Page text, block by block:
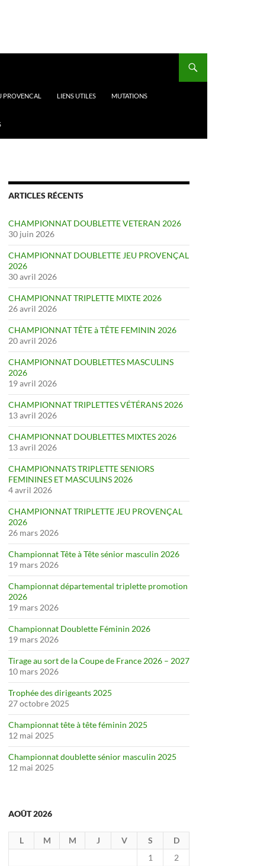
PROVENCAL LIENS UTILES MUTATIONS
ARTICLES RÉCENTS
CHAMPIONNAT DOUBLETTE VETERAN 2026
30 juin 2026
CHAMPIONNAT DOUBLETTE JEU PROVENÇAL
2026
30 avril 2026
CHAMPIONNAT TRIPLETTE MIXTE 2026
26 avril 2026
CHAMPIONNAT TÊTE à TÊTE FEMININ 2026
20 avril 2026
CHAMPIONNAT DOUBLETTES MASCULINS
2026
19 avril 2026
CHAMPIONNAT TRIPLETTES VÉTÉRANS 2026
13 avril 2026
CHAMPIONNAT DOUBLETTES MIXTES 2026
13 avril 2026
CHAMPIONNATS TRIPLETTE SENIORS
FEMININES ET MASCULINS 2026
4 avril 2026
CHAMPIONNAT TRIPLETTE JEU PROVENÇAL
2026
26 mars 2026
Championnat Tête à Tête sénior masculin 2026
19 mars 2026
Championnat départemental triplette promotion
2026
19 mars 2026
Championnat Doublette Féminin 2026
19 mars 2026
Tirage au sort de la Coupe de France 2026 – 2027
10 mars 2026
Trophée des dirigeants 2025
27 octobre 2025
Championnat tête à tête féminin 2025
12 mai 2025
Championnat doublette sénior masculin 2025
12 mai 2025
AOÛT 2026
L M M J V S
D
1
2